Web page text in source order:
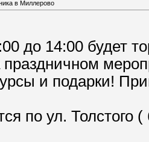
в Миллерово
до 14:00 будет
и подарки!
по ул. Толстого